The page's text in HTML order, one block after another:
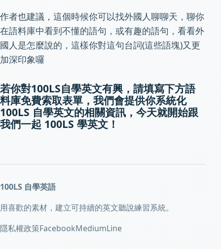
作者也建議，這個時候你可以找外國人聊聊天，聊你
在語料庫中看到不懂的語句，或有趣的語句，看看外
國人是怎麼說的，這樣你對這句台詞(這些語塊)又更
加深印象囉
若你對100LS自學英文有興，請填寫下方語
料庫免費索取表單，我們會提供你系統化
100LS 自學英文的相關資訊，今天就開始跟
我們一起 100LS 學英文！
100LS 自學英語
用喜歡的素材，建立可持續的英文聽說練習系統。
隱私權政策FacebookMediumLine